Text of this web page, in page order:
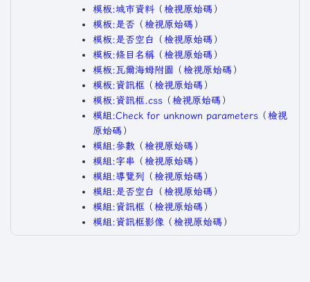
模板:城市資料 ​（檢視原始碼 ）​
模板:是否 ​（檢視原始碼 ）​
模板:是否空白 ​（檢視原始碼 ）​
模板:條目名稱 ​（檢視原始碼 ）​
模板:瓦爾海姆附圖
​（檢視原始碼 ）​
模板:資訊框 ​（檢視原始碼 ）​
模板:資訊框.css ​（檢視原始碼 ）​
模組:Check for unknown parameters ​（檢視
原始碼 ）​
模組:參數 ​（檢視原始碼 ）​
模組:字串 ​（檢視原始碼 ）​
模組:導覽列
​（檢視原始碼 ）​
模組:是否空白 ​（檢視原始碼 ）​
模組:資訊框 ​（檢視原始碼 ）​
模組:資訊框影像 ​（檢視原始碼 ）​